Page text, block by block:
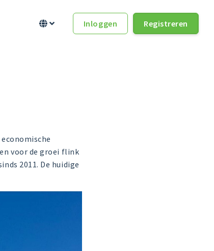
  Inloggen Registreren
voor de groei flink
2011. De huidige